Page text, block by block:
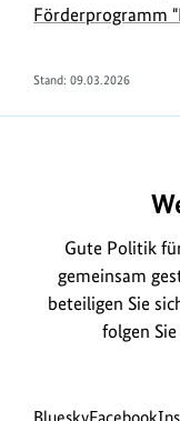
Förderprogramm
Stand: 09.03.2026
Gute Politik
gemeinsam
beteiligen Sie
folgen
Social zur zur